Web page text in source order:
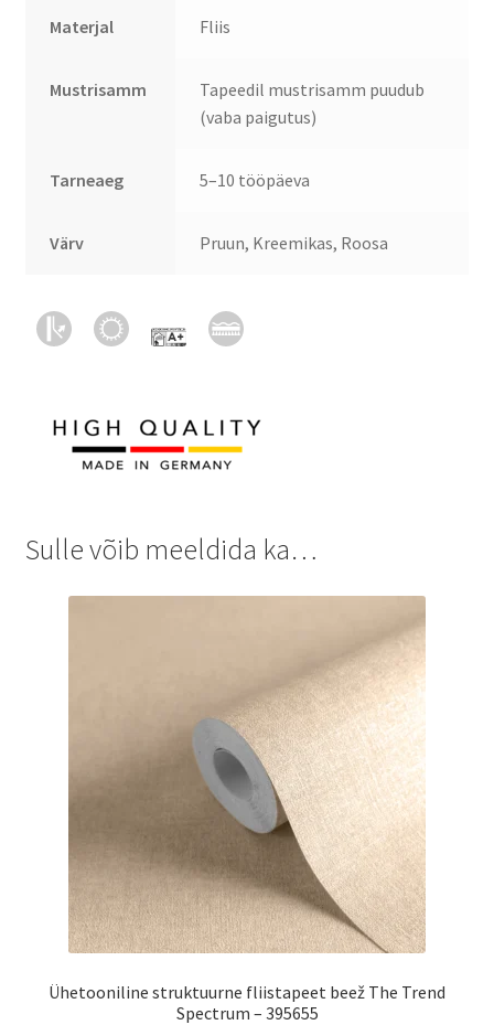
Materjal Fliis
Mustrisamm
Tapeedil mustrisamm puudub
(vaba paigutus)
Tarneaeg 5–10 tööpäeva
Värv Pruun, Kreemikas, Roosa
Sulle võib meeldida ka…
Ühetooniline struktuurne fliistapeet beež The Trend
Spectrum – 395655